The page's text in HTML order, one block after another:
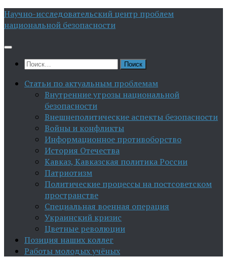
Перейти
к
Научно-исследовательский центр проблем
национальной безопасности
Найти:
Статьи по актуальным проблемам
Внутренние угрозы национальной
безопасности
Внешнеполитические аспекты безопасности
Войны и конфликты
Информационное противоборство
История Отечества
Кавказ, Кавказская политика России
Патриотизм
Политические процессы на постсоветском
пространстве
Специальная военная операция
Украинский кризис
Цветные революции
Позиция наших коллег
Работы молодых учёных